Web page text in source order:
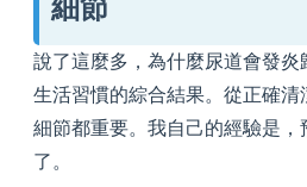
細節
說了這麼多，為什麼尿道會發炎
生活習慣的綜合結果。從正確
細節都重要。我自己的經驗是，
了。